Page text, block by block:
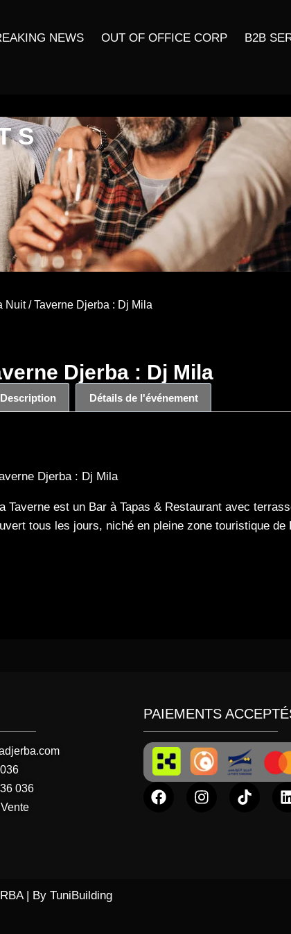
NEWS OUT OF OFFICE CORP
B2B
Nuit/ Taverne Djerba : Dj Mila
Djerba : Dj Mila
Description Détails de l'événement
Djerba : Dj Mila
Taverne est un Bar à Tapas & Restaurant avec
tous les jours, niché en pleine zone touristique de
036
PAIEMENTS
| By TuniBuilding